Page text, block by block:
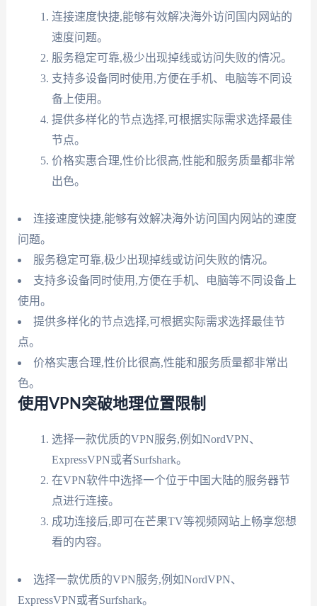
连接速度快捷,能够有效解决海外访问国内网站的
速度问题。
服务稳定可靠,极少出现掉线或访问失败的情况。
支持多设备同时使用,方便在手机、电脑等不同设
备上使用。
提供多样化的节点选择,可根据实际需求选择最佳
节点。
价格实惠合理,性价比很高,性能和服务质量都非常
出色。
连接速度快捷,能够有效解决海外访问国内网站的速度
问题。
服务稳定可靠,极少出现掉线或访问失败的情况。
支持多设备同时使用,方便在手机、电脑等不同设备上
使用。
提供多样化的节点选择,可根据实际需求选择最佳节
点。
价格实惠合理,性价比很高,性能和服务质量都非常出
色。
使用VPN突破地理位置限制
选择一款优质的VPN服务,例如NordVPN、
ExpressVPN或者Surfshark。
在VPN软件中选择一个位于中国大陆的服务器节
点进行连接。
成功连接后,即可在芒果TV等视频网站上畅享您想
看的内容。
选择一款优质的VPN服务,例如NordVPN、
ExpressVPN或者Surfshark。